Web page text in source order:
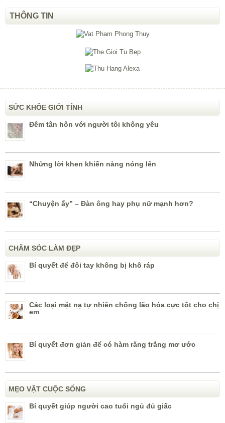
THÔNG TIN
SỨC KHỎE GIỚI TÍNH
Đêm tân hôn với người tôi không yêu
Những lời khen khiến nàng nóng lên
“Chuyện ấy” – Đàn ông hay phụ nữ mạnh hơn?
CHĂM SÓC LÀM ĐẸP
Bí quyết để đôi tay không bị khô ráp
Các loại mặt nạ tự nhiên chống lão hóa cực tốt cho chị
em
Bí quyết đơn giản để có hàm răng trắng mơ ước
MẸO VẶT CUỘC SỐNG
Bí quyết giúp người cao tuổi ngủ đủ giấc